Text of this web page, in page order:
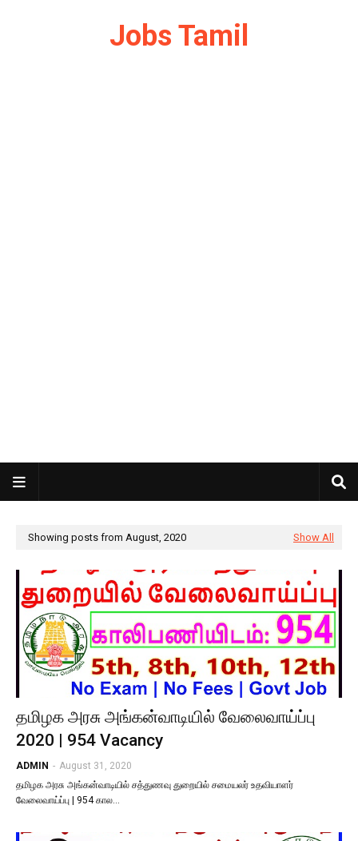
Jobs Tamil
Showing posts from August, 2020 Show All
தமிழக​ அரசு அங்கன்வாடியில் வேலைவாய்ப்பு
2020 | 954 Vacancy
ADMIN - August 31, 2020
தமிழக​ அரசு அங்கன்வாடியில் சத்துணவு துறையில் சமையலர் உதவியாளர்
வேலைவாய்ப்பு | 954 கால…